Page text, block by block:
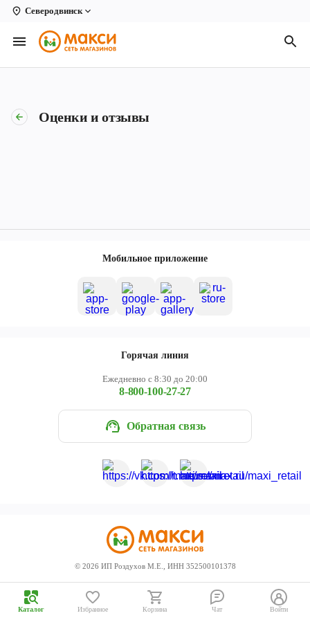
Северодвинск
Вологда
Архангельск
Киров
Новодвинск
Оценки и отзывы
Мобильное приложение
Горячая линия
Ежедневно с 8:30 до 20:00
8-800-100-27-27
Обратная связь
© 2026 ИП Роздухов М.Е., ИНН 352500101378
Каталог Избранное Корзина Чат Войти